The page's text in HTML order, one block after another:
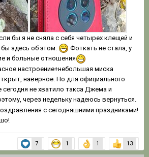
бы я не сняла с себя четырех клещей и
здесь об этом.
Фоткать не стала, у
и больные отношения
настроение+небольшая миска
наверное. Но для официального
сегодня не хватило такса Джема и
через недельку надеюсь вернуться.
с сегодняшними праздниками!
7 1 1 13